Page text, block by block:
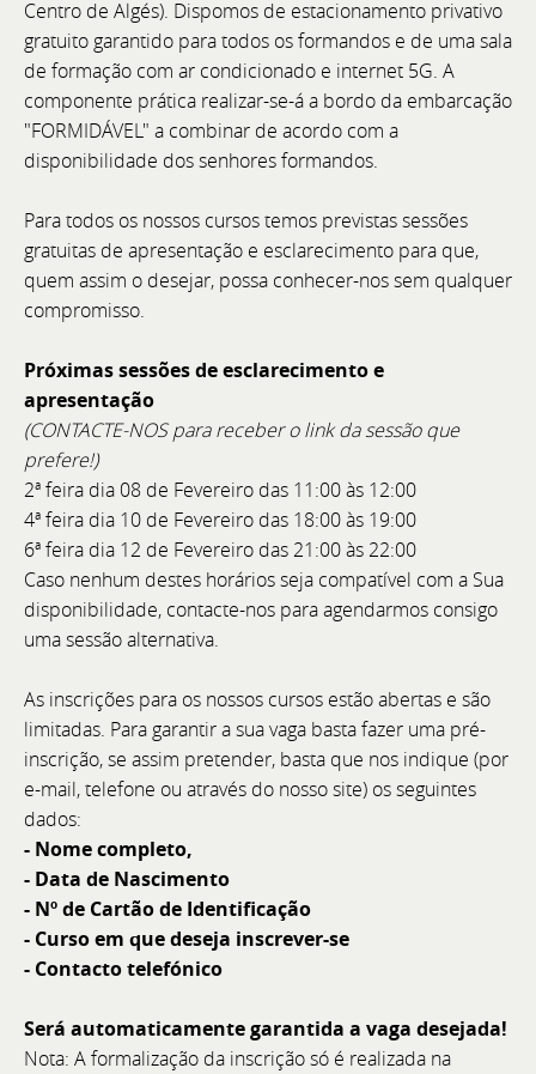
Member's Meeting 2026 - Especial 25 Anos 🥂
📍 Local: BoatCenter – Setúbal 📅 Data: 4 de julho de
2026 - a partir das 17h00
Centro de Algés). Dispomos de estacionamento privativo
gratuito garantido para todos os formandos e de uma sala
de formação com ar condicionado e internet 5G. A
componente prática realizar-se-á a bordo da embarcação
"FORMIDÁVEL" a combinar de acordo com a
disponibilidade dos senhores formandos.
Para todos os nossos cursos temos previstas sessões
gratuitas de apresentação e esclarecimento para que,
quem assim o desejar, possa conhecer-nos sem qualquer
compromisso.
Próximas sessões de esclarecimento e
apresentação
(CONTACTE-NOS para receber o link da sessão que
prefere!)
2ª feira dia 08 de Fevereiro das 11:00 às 12:00
4ª feira dia 10 de Fevereiro das 18:00 às 19:00
6ª feira dia 12 de Fevereiro das 21:00 às 22:00
Caso nenhum destes horários seja compatível com a Sua
disponibilidade, contacte-nos para agendarmos consigo
uma sessão alternativa.
As inscrições para os nossos cursos estão abertas e são
limitadas. Para garantir a sua vaga basta fazer uma pré-
inscrição, se assim pretender, basta que nos indique (por
e-mail, telefone ou através do nosso site) os seguintes
dados:
- Nome completo,
- Data de Nascimento
- Nº de Cartão de Identificação
- Curso em que deseja inscrever-se
- Contacto telefónico
Será automaticamente garantida a vaga desejada!
Nota: A formalização da inscrição só é realizada na